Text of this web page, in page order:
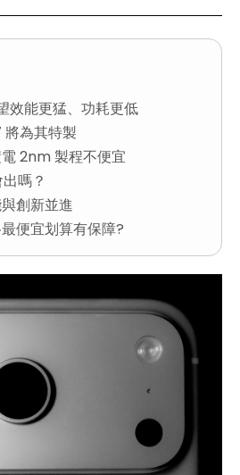
效能更猛、功耗更低
將為其特製
2nm 製程不便宜
嗎？
創新並進
便宜划算有保障?